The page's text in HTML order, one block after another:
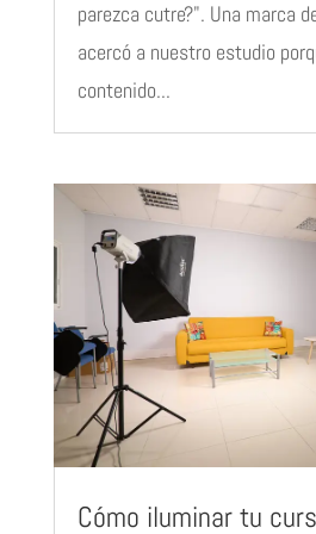
parezca cutre?". Una marca
acercó a nuestro estudio
contenido...
Cómo iluminar tu